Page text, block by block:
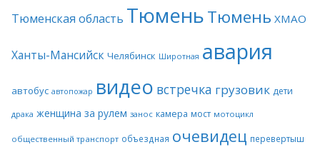
Тюменская область ТюменьТюмень ХМАО
Ханты-Мансийск Челябинск Широтная авария
автобус автопожар видео встречка грузовик дети
драка женщина за рулем занос камера мост мотоцикл
общественный транспорт объездная очевидец перевертыш